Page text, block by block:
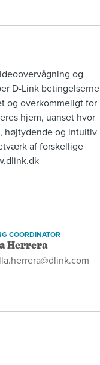
og
D-Link betingelserne
og overkommeligt for
hjem, uanset hvor
højtydende og intuitiv
af forskellige
COORDINATOR
Herrera